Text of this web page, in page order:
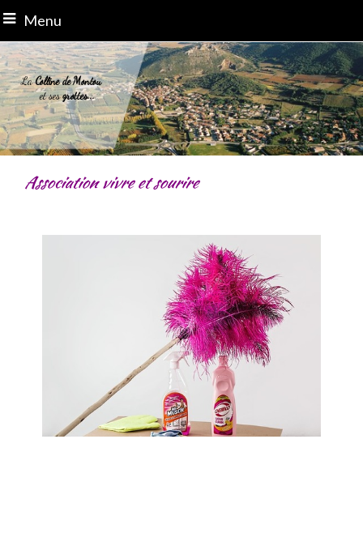
Menu
LaColline de Montou
et sesgrottes...
Association vivre et sourire